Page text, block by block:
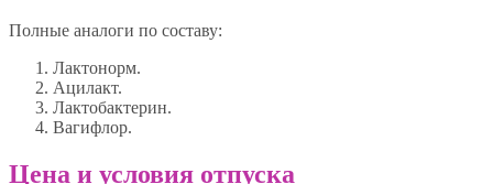
Полные аналоги по составу:
Лактонорм.
Ацилакт.
Лактобактерин.
Вагифлор.
Цена и условия отпуска